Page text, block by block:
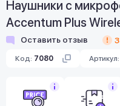
Наушники с
Accentum Plus
Оставить отзыв
Код: 7080 Артикул: